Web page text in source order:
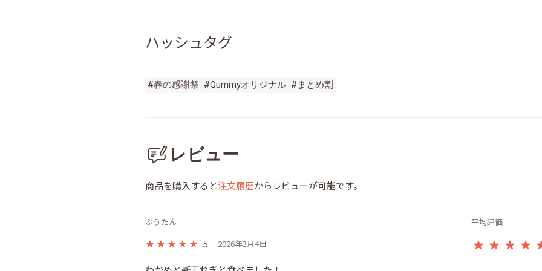
ハッシュタグ
#春の感謝祭 #Qummyオリジナル #まとめ割
レビュー
商品を購入すると注文履歴からレビューが可能です。
ぶうたん
5 2026年3月4日
平均評価